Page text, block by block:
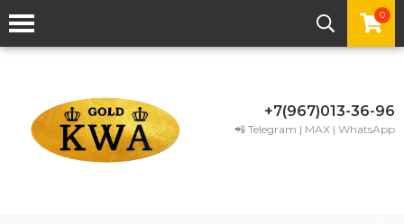
0
+7(967)013-36-96
📲 Telegram | MAX | WhatsApp